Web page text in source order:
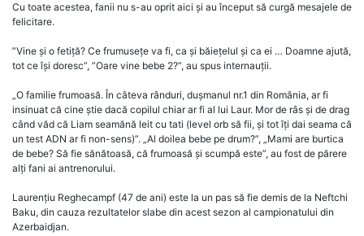
Cu toate acestea, fanii nu s-au oprit aici și au început să curgă mesajele de
felicitare.
”Vine și o fetiță? Ce frumusețe va fi, ca și băiețelul și ca ei … Doamne ajută,
tot ce își doresc”, ”Oare vine bebe 2?”, au spus internauții.
„O familie frumoasă. În câteva rânduri, dușmanul nr.1 din România, ar fi
insinuat că cine știe dacă copilul chiar ar fi al lui Laur. Mor de râs și de drag
când văd că Liam seamănă leit cu tati (level orb să fii, și tot îți dai seama că
un test ADN ar fi non-sens)”. „Al doilea bebe pe drum?”, „Mami are burtica
de bebe? Să fie sănătoasă, că frumoasă și scumpă este”, au fost de părere
alți fani ai antrenorului.
Laurențiu Reghecampf (47 de ani) este la un pas să fie demis de la Neftchi
Baku, din cauza rezultatelor slabe din acest sezon al campionatului din
Azerbaidjan.